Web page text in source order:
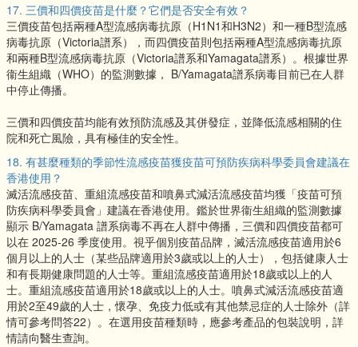
17. 三價和四價疫苗是什麼？它們是否安全有效？
三價疫苗包括兩種A型流感病毒抗原（H1N1和H3N2）和一種B型流感
病毒抗原（Victoria譜系），而四價疫苗則包括兩種A型流感病毒抗原
和兩種B型流感病毒抗原（Victoria譜系和Yamagata譜系）。根據世界
衞生組織（WHO）的監測數據， B/Yamagata譜系病毒目前已在人群
中停止傳播。
三價和四價疫苗均能有效預防流感及其併發症，並降低流感相關的住
院和死亡風險，具有極佳的安全性。
18. 有甚麼種類的季節性流感疫苗獲疫苗可預防疾病科學委員會建議在
香港使用？
滅活流感疫苗、重組流感疫苗和噴鼻式減活流感疫苗均獲「疫苗可預
防疾病科學委員會」建議在香港使用。鑑於世界衞生組織的監測數據
顯示 B/Yamagata 譜系病毒不再在人群中傳播，三價和四價疫苗都可
以在 2025-26 季度使用。視乎個別疫苗品牌，滅活流感疫苗適用於6
個月以上的人士（某些品牌適用於3歲或以上的人士），包括健康人士
和有長期健康問題的人士等。重組流感疫苗適用於18歲或以上的人
士。重組流感疫苗適用於18歲或以上的人士。噴鼻式減活流感疫苗適
用於2至49歲的人士，懷孕、免疫力低或有其他禁忌症的人士除外（詳
情可參考問答22）。在選用疫苗種類時，應參考產品的包裝說明，詳
情請向醫生查詢。